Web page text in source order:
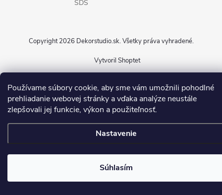
Používame súbory cookie, aby sme vám umožnili pohodlné
prehliadanie webovej stránky a vďaka analýze neustále
zlepšovali jej funkcie, výkon a použiteľnosť.
Nastavenie
Súhlasím
SDS
Vytvoril Shoptet
Copyright 2026 Dekorstudio.sk. Všetky práva vyhradené.